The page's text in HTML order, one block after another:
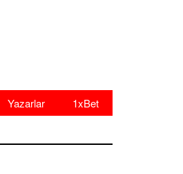
Yazarlar 1xBet